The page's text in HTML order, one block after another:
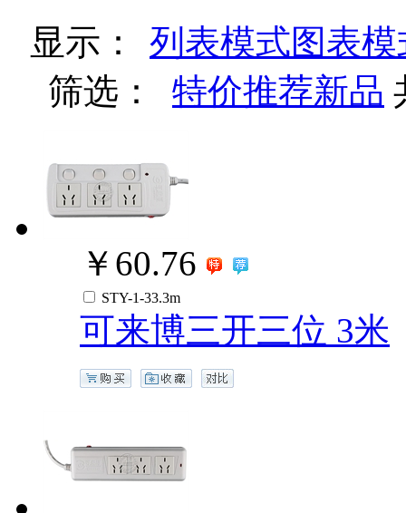
显示：
列表模式图表模
筛选：
特价推荐新品
￥60.76
STY-1-33.3m
可来博三开三位 3米